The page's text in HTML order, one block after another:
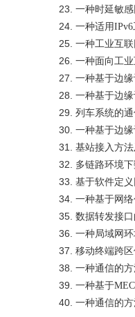
23. 一种时延敏
24. 一种适用IPv6
25. 一种工业互
26. 一种面向工
27. 一种基于边
28. 一种基于边
29. 列车系统的
30. 一种基于边
31. 基站接入方
32. 多链路环境
33. 基于软件定
34. 一种基于网
35. 数据转发接
36. 一种局域网
37. 移动终端跨
38. 一种通信的
39. 一种基于
40. 一种通信的